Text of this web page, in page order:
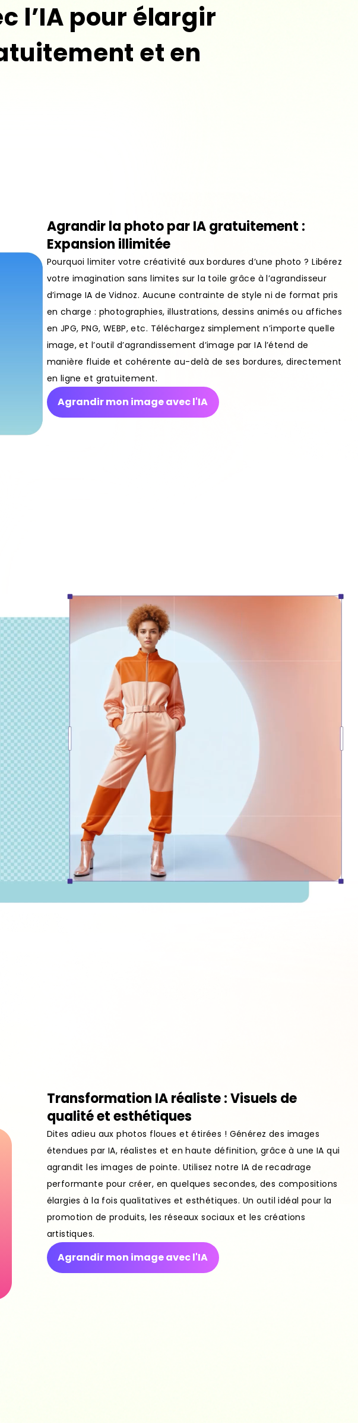
l’IA pour élargir
et en
Agrandir la photo par IA gratuitement :
Expansion illimitée
Pourquoi limiter votre créativité aux bordures d’une photo ? Libérez
votre imagination sans limites sur la toile grâce à l’agrandisseur
d’image IA de Vidnoz. Aucune contrainte de style ni de format pris
en charge : photographies, illustrations, dessins animés ou affiches
en JPG, PNG, WEBP, etc. Téléchargez simplement n’importe quelle
image, et l’outil d’agrandissement d’image par IA l’étend de
manière fluide et cohérente au-delà de ses bordures, directement
en ligne et gratuitement.
Agrandir mon image avec l'IA
Transformation IA réaliste : Visuels de
qualité et esthétiques
Dites adieu aux photos floues et étirées ! Générez des images
étendues par IA, réalistes et en haute définition, grâce à une IA qui
agrandit les images de pointe. Utilisez notre IA de recadrage
performante pour créer, en quelques secondes, des compositions
élargies à la fois qualitatives et esthétiques. Un outil idéal pour la
promotion de produits, les réseaux sociaux et les créations
artistiques.
Agrandir mon image avec l'IA